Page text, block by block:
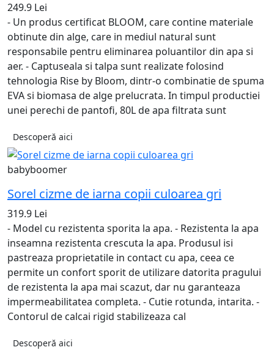
249.9 Lei
- Un produs certificat BLOOM, care contine materiale
obtinute din alge, care in mediul natural sunt
responsabile pentru eliminarea poluantilor din apa si
aer. - Captuseala si talpa sunt realizate folosind
tehnologia Rise by Bloom, dintr-o combinatie de spuma
EVA si biomasa de alge prelucrata. In timpul productiei
unei perechi de pantofi, 80L de apa filtrata sunt
Descoperă aici
babyboomer
Sorel cizme de iarna copii culoarea gri
319.9 Lei
- Model cu rezistenta sporita la apa. - Rezistenta la apa
inseamna rezistenta crescuta la apa. Produsul isi
pastreaza proprietatile in contact cu apa, ceea ce
permite un confort sporit de utilizare datorita pragului
de rezistenta la apa mai scazut, dar nu garanteaza
impermeabilitatea completa. - Cutie rotunda, intarita. -
Contorul de calcai rigid stabilizeaza cal
Descoperă aici